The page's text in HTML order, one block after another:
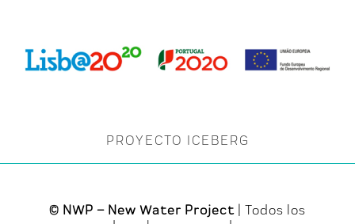
PROYECTO ICEBERG
© NWP – New Water Project | Todos los